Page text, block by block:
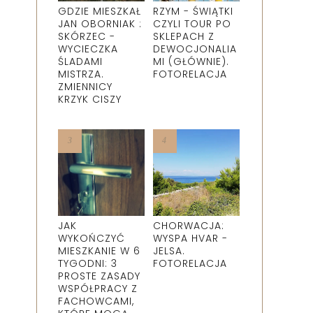
GDZIE MIESZKAŁ
JAN OBORNIAK :
SKÓRZEC -
WYCIECZKA
ŚLADAMI
MISTRZA.
ZMIENNICY
KRZYK CISZY
RZYM - ŚWIĄTKI
CZYLI TOUR PO
SKLEPACH Z
DEWOCJONALIA
MI (GŁÓWNIE).
FOTORELACJA
JAK
WYKOŃCZYĆ
MIESZKANIE W 6
TYGODNI: 3
PROSTE ZASADY
WSPÓŁPRACY Z
FACHOWCAMI,
CHORWACJA:
WYSPA HVAR -
JELSA.
FOTORELACJA